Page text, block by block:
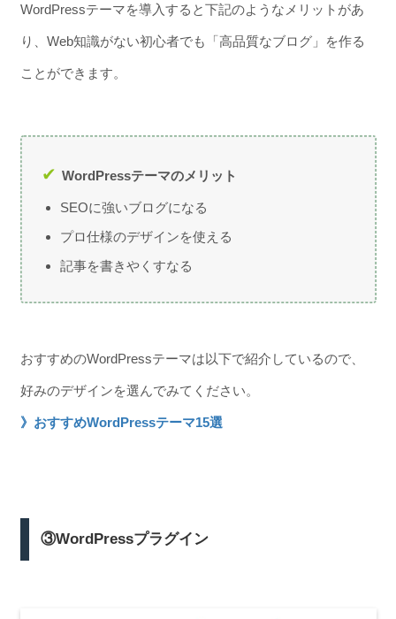
WordPressテーマを導入すると下記のようなメリットがあ
り、Web知識がない初心者でも「高品質なブログ」を作る
ことができます。
WordPressテーマのメリット
SEOに強いブログになる
プロ仕様のデザインを使える
記事を書きやくすなる
おすすめのWordPressテーマは以下で紹介しているので、
好みのデザインを選んでみてください。
》おすすめWordPressテーマ15選
③WordPressプラグイン